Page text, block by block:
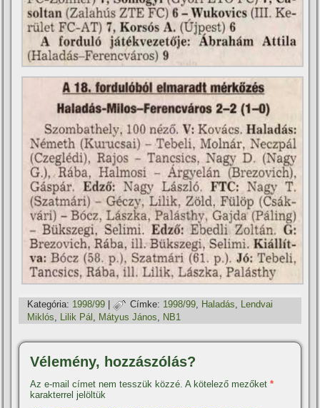
Kategória: 1998/99 | Címke: 1998/99, Haladás, Lendvai
Miklós
Lilik Pál Mátyus János NB1
Vélemény, hozzászólás?
Az e-mail címet nem tesszük közzé. A kötelező mezőket*
karakterrel jelöltük